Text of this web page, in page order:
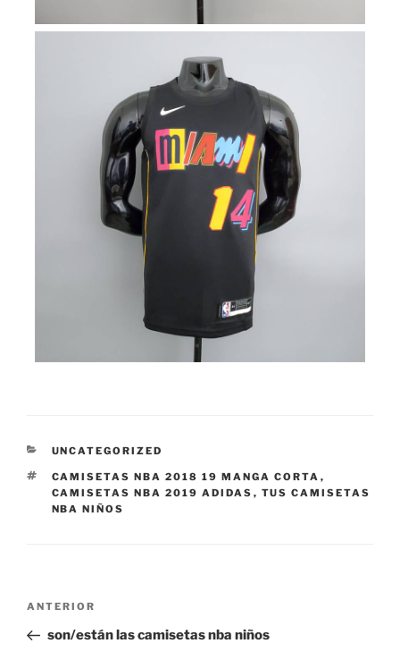
CATEGORÍAS
UNCATEGORIZED
ETIQUETAS
CAMISETAS NBA 2018 19 MANGA CORTA ,
CAMISETAS NBA 2019 ADIDAS , TUS CAMISETAS
NBA NIÑOS
Navegación
entradas
Entrada
anterior:
ANTERIOR
son/están las camisetas nba niños